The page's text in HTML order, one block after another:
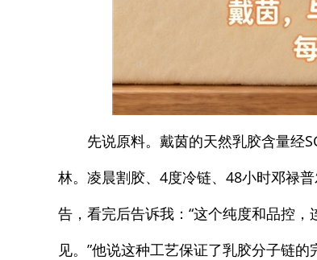
先说原料。戴茵的天然乳胶含量经
林。凌晨割胶、4度冷链、48小时邓禄
告，看完后告诉我：“这个纯度和品控
见。”他说这种工艺保证了乳胶分子链的